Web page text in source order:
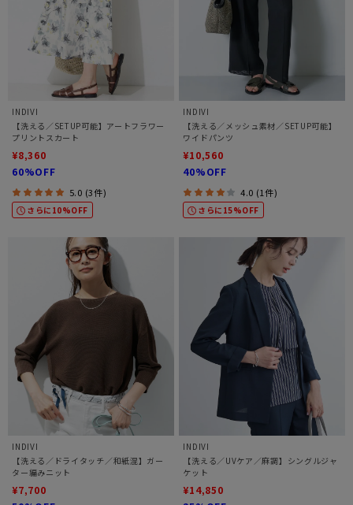
INDIVI
【洗える／SETUP可能】アートフラワー
プリントスカート
¥8,360
60%OFF
5.0 (3件)
さらに10%OFF
INDIVI
【洗える／メッシュ素材／SETUP可能】
ワイドパンツ
¥10,560
40%OFF
4.0 (1件)
さらに15%OFF
INDIVI
【洗える／ドライタッチ／和紙混】ガー
ター編みニット
¥7,700
INDIVI
【洗える／UVケア／麻調】シングルジャ
ケット
¥14,850